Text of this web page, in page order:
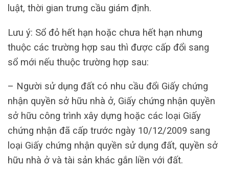
luật, thời gian trưng cầu giám định.
Lưu ý: Sổ đỏ hết hạn hoặc chưa hết hạn nhưng
thuộc các trường hợp sau thì được cấp đổi sang
sổ mới nếu thuộc trường hợp sau:
– Người sử dụng đất có nhu cầu đổi Giấy chứng
nhận quyền sở hữu nhà ở, Giấy chứng nhận quyền
sở hữu công trình xây dựng hoặc các loại Giấy
chứng nhận đã cấp trước ngày 10/12/2009 sang
loại Giấy chứng nhận quyền sử dụng đất, quyền sở
hữu nhà ở và tài sản khác gắn liền với đất.